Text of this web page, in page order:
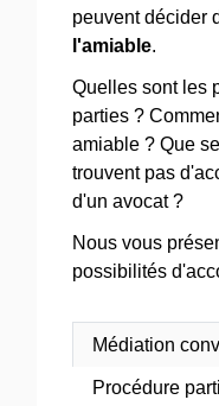
peuvent décider
l'amiable.
Quelles sont les
parties ?
amiable ? Que
trouvent pas
d'un avocat ?
Nous vous
possibilités
Médiation
Procédure